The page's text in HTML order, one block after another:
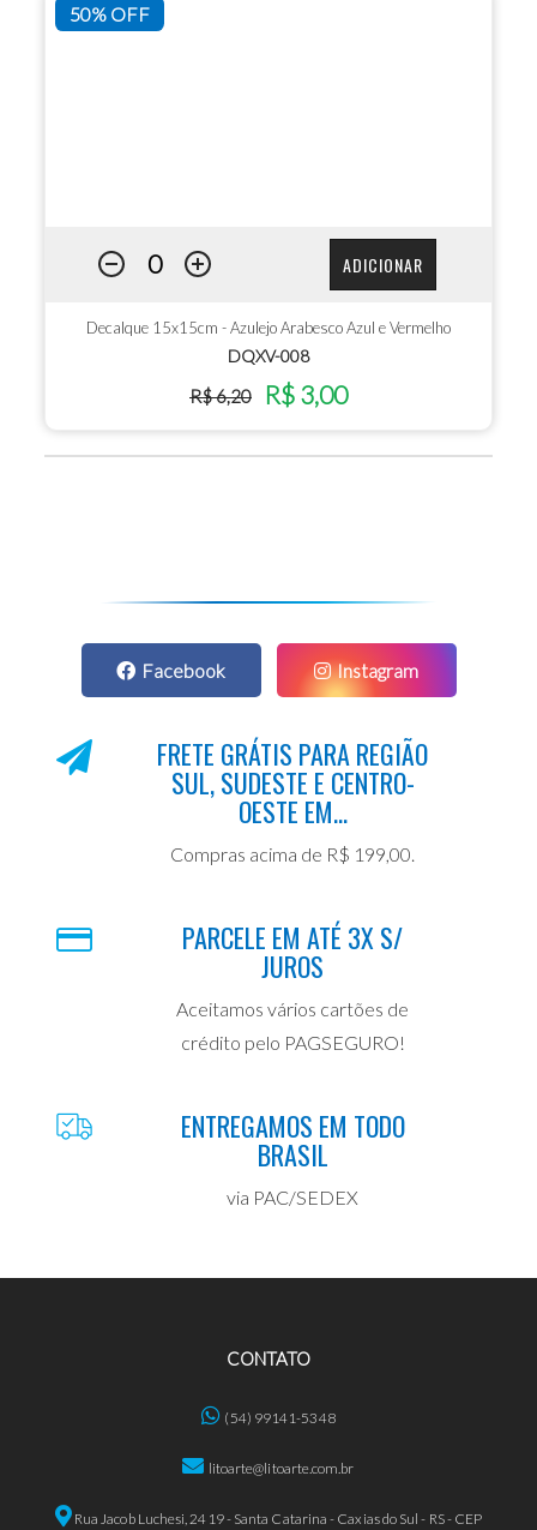
50% OFF
ADICIONAR
Decalque 15x15cm - Azulejo Arabesco Azul e Vermelho
DQXV-008
R$ 6,20 R$ 3,00
Facebook Instagram
FRETE GRÁTIS PARA REGIÃO
SUL, SUDESTE E CENTRO-
OESTE EM...
Compras acima de R$ 199,00.
PARCELE EM ATÉ 3X S/
JUROS
Aceitamos vários cartões de
crédito pelo PAGSEGURO!
ENTREGAMOS EM TODO
BRASIL
via PAC/SEDEX
CONTATO
(54) 99141-5348
litoarte@litoarte.com.br
Rua Jacob Luchesi, 2419 - Santa Catarina - Caxias do Sul - RS - CEP